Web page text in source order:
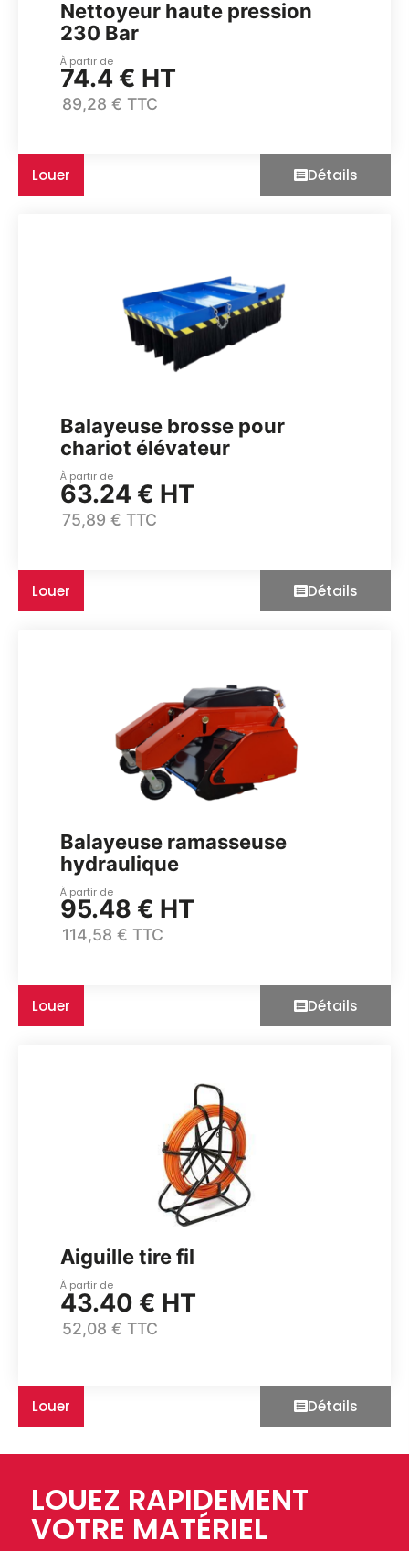
Nettoyeur haute pression
230 Bar
À partir de
74.4 € HT
89,28 € TTC
Louer Détails
Balayeuse brosse pour
chariot élévateur
À partir de
63.24 € HT
75,89 € TTC
Louer Détails
Balayeuse ramasseuse
hydraulique
À partir de
95.48 € HT
114,58 € TTC
Louer Détails
Aiguille tire fil
À partir de
43.40 € HT
52,08 € TTC
Louer Détails
LOUEZ RAPIDEMENT
VOTRE MATÉRIEL